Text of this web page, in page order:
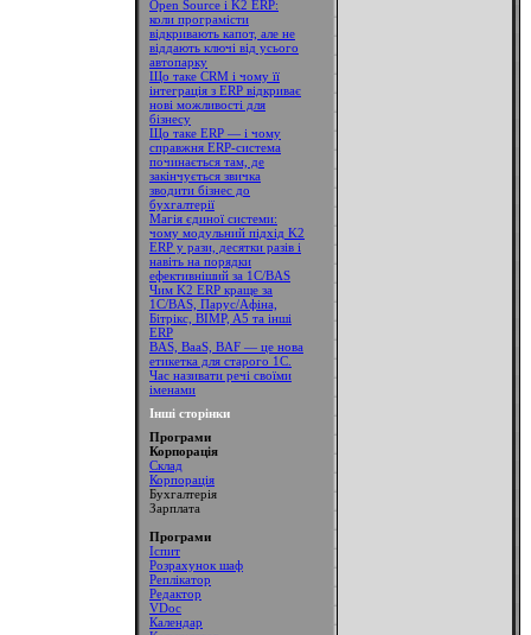
Open Source і K2 ERP:
коли програмісти
відкривають капот, але не
віддають ключі від усього
автопарку
Що таке CRM і чому її
інтеграція з ERP відкриває
нові можливості для
бізнесу
Що таке ERP — і чому
справжня ERP-система
починається там, де
закінчується звичка
зводити бізнес до
бухгалтерії
Магія єдиної системи:
чому модульний підхід K2
ERP у рази, десятки разів і
навіть на порядки
ефективніший за 1С/BAS
Чим K2 ERP краще за
1С/BAS, Парус/Афіна,
Бітрікс, BIMP, A5 та інші
ERP
BAS, BaaS, BAF — це нова
етикетка для старого 1С.
Час називати речі своїми
іменами
Інші сторінки
Програми
Корпорація
Склад
Корпорація
Бухгалтерія
Зарплата
Програми
Іспит
Розрахунок шаф
Реплікатор
Редактор
VDoc
Календар